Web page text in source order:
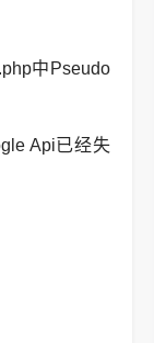
中Pseudo
Api已经失